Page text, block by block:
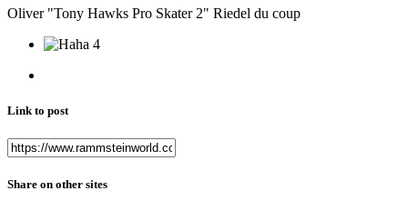
Oliver "Tony Hawks Pro Skater 2" Riedel du coup
4
Link to post
Share on other sites